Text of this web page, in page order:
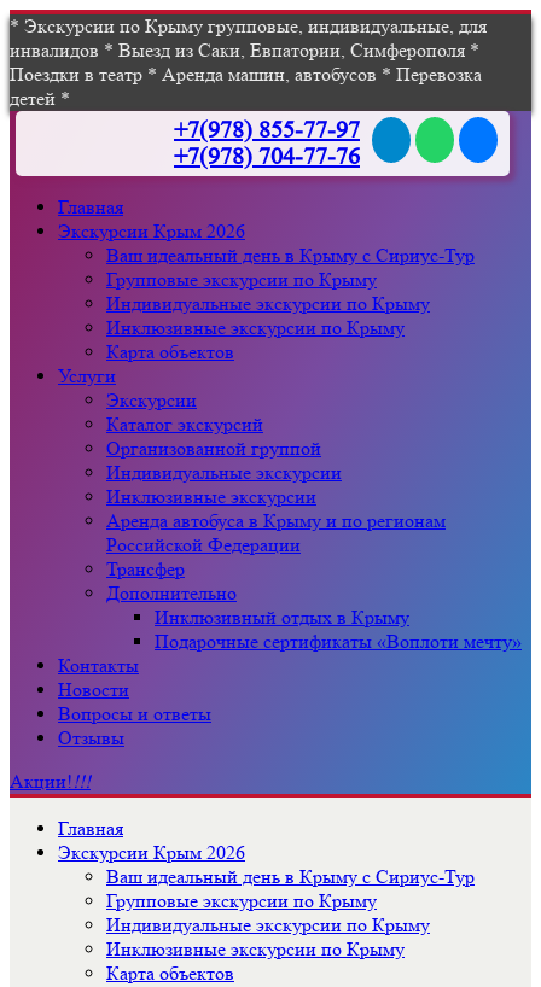
* Экскурсии по Крыму групповые, индивидуальные, для
инвалидов * Выезд из Саки, Евпатории, Симферополя *
Поездки в театр * Аренда машин, автобусов * Перевозка
детей *
+7(978) 855-77-97
+7(978) 704-77-76
Главная
Экскурсии Крым 2026
Ваш идеальный день в Крыму с Сириус-Тур
Групповые экскурсии по Крыму
Индивидуальные экскурсии по Крыму
Инклюзивные экскурсии по Крыму
Карта объектов
Услуги
Экскурсии
Каталог экскурсий
Организованной группой
Индивидуальные экскурсии
Инклюзивные экскурсии
Аренда автобуса в Крыму и по регионам
Российской Федерации
Трансфер
Дополнительно
Инклюзивный отдых в Крыму
Подарочные сертификаты «Воплоти мечту»
Контакты
Новости
Вопросы и ответы
Отзывы
Акции!!!!
Главная
Экскурсии Крым 2026
Ваш идеальный день в Крыму с Сириус-Тур
Групповые экскурсии по Крыму
Индивидуальные экскурсии по Крыму
Инклюзивные экскурсии по Крыму
Карта объектов